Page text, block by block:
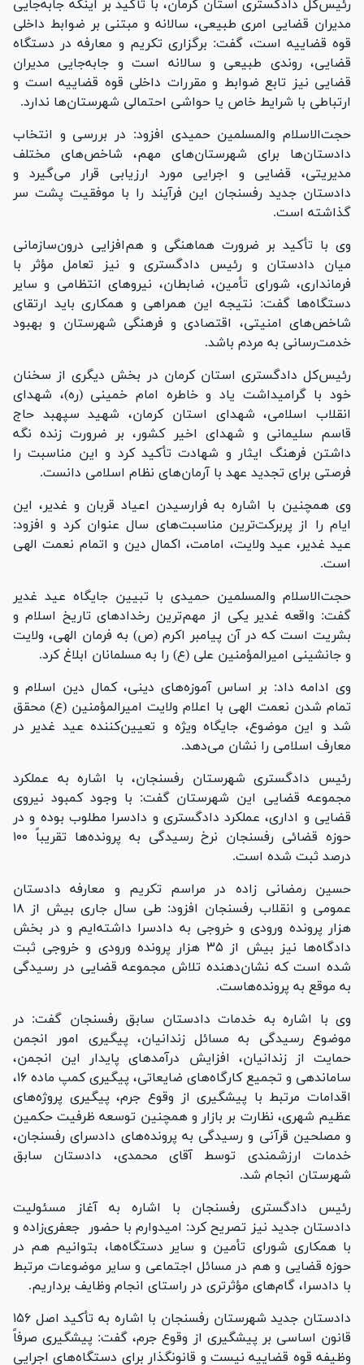
رئیس‌کل دادگستری استان کرمان، با تأکید بر اینکه جابه‌جایی
مدیران قضایی امری طبیعی، سالانه و مبتنی بر ضوابط داخلی
قوه قضاییه است، گفت: برگزاری تکریم و معارفه در دستگاه
قضایی، روندی طبیعی و سالانه است و جابه‌جایی مدیران
قضایی نیز تابع ضوابط و مقررات داخلی قوه قضاییه است و
ارتباطی با شرایط خاص یا حواشی احتمالی شهرستان‌ها ندارد.
حجت‌الاسلام والمسلمین حمیدی افزود: در بررسی و انتخاب
دادستان‌ها برای شهرستان‌های مهم، شاخص‌های مختلف
مدیریتی، قضایی و اجرایی مورد ارزیابی قرار می‌گیرد و
دادستان جدید رفسنجان این فرآیند را با موفقیت پشت سر
گذاشته است.
وی با تأکید بر ضرورت هماهنگی و هم‌افزایی درون‌سازمانی
میان دادستان و رئیس دادگستری و نیز تعامل مؤثر با
فرمانداری، شورای تأمین، ضابطان، نیرو‌های انتظامی و سایر
دستگاه‌ها گفت: نتیجه این همراهی و همکاری باید ارتقای
شاخص‌های امنیتی، اقتصادی و فرهنگی شهرستان و بهبود
خدمت‌رسانی به مردم باشد.
رئیس‌کل دادگستری استان کرمان در بخش دیگری از سخنان
خود با گرامیداشت یاد و خاطره امام خمینی (ره)، شهدای
انقلاب اسلامی، شهدای استان کرمان، شهید سپهبد حاج
قاسم سلیمانی و شهدای اخیر کشور، بر ضرورت زنده نگه
داشتن فرهنگ ایثار و شهادت تأکید کرد و این مناسبت را
فرصتی برای تجدید عهد با آرمان‌های نظام اسلامی دانست.
وی همچنین با اشاره به فرارسیدن اعیاد قربان و غدیر، این
ایام را از پربرکت‌ترین مناسبت‌های سال عنوان کرد و افزود:
عید غدیر، عید ولایت، امامت، اکمال دین و اتمام نعمت الهی
است.
حجت‌الاسلام والمسلمین حمیدی با تبیین جایگاه عید غدیر
گفت: واقعه غدیر یکی از مهم‌ترین رخداد‌های تاریخ اسلام و
بشریت است که در آن پیامبر اکرم (ص) به فرمان الهی، ولایت
و جانشینی امیرالمؤمنین علی (ع) را به مسلمانان ابلاغ کرد.
وی ادامه داد: بر اساس آموزه‌های دینی، کمال دین اسلام و
تمام شدن نعمت الهی با اعلام ولایت امیرالمؤمنین (ع) محقق
شد و این موضوع، جایگاه ویژه و تعیین‌کننده عید غدیر در
معارف اسلامی را نشان می‌دهد.
رئیس دادگستری شهرستان رفسنجان، با اشاره به عملکرد
مجموعه قضایی این شهرستان گفت: با وجود کمبود نیروی
قضایی و اداری، عملکرد دادگستری و دادسرا مطلوب بوده و در
حوزه قضائی رفسنجان نرخ رسیدگی به پرونده‌ها تقریباً ۱۰۰
درصد ثبت شده است.
حسین رمضانی زاده در مراسم تکریم و معارفه دادستان
عمومی و انقلاب رفسنجان افزود: طی سال جاری بیش از ۱۸
هزار پرونده ورودی و خروجی به دادسرا داشته‌ایم و در بخش
دادگاه‌ها نیز بیش از ۳۵ هزار پرونده ورودی و خروجی ثبت
شده است که نشان‌دهنده تلاش مجموعه قضایی در رسیدگی
به موقع به پرونده‌هاست.
وی با اشاره به خدمات دادستان سابق رفسنجان گفت: در
موضوع رسیدگی به مسائل زندانیان، پیگیری امور انجمن
حمایت از زندانیان، افزایش درآمد‌های پایدار این انجمن،
ساماندهی و تجمیع کارگاه‌های ضایعاتی، پیگیری کمپ ماده ۱۶،
اقدامات مرتبط با پیشگیری از وقوع جرم، پیگیری پروژه‌های
عظیم شهری، نظارت بر بازار و همچنین توسعه ظرفیت حکمین
و مصلحین قرآنی و رسیدگی به پرونده‌های دادسرای رفسنجان،
خدمات ارزشمندی توسط آقای محمدی، دادستان سابق
شهرستان انجام شد.
رئیس دادگستری رفسنجان با اشاره به آغاز مسئولیت
دادستان جدید نیز تصریح کرد: امیدوارم با حضور جعفری‌زاده و
با همکاری شورای تأمین و سایر دستگاه‌ها، بتوانیم هم در
حوزه قضایی و هم در مسائل اجتماعی و سایر موضوعات مرتبط
با دادسرا، گام‌های مؤثرتری در راستای انجام وظایف برداریم.
دادستان جدید شهرستان رفسنجان با اشاره به تأکید اصل ۱۵۶
قانون اساسی بر پیشگیری از وقوع جرم، گفت: پیشگیری صرفاً
وظیفه قوه قضاییه نیست و قانونگذار برای دستگاه‌های اجرایی